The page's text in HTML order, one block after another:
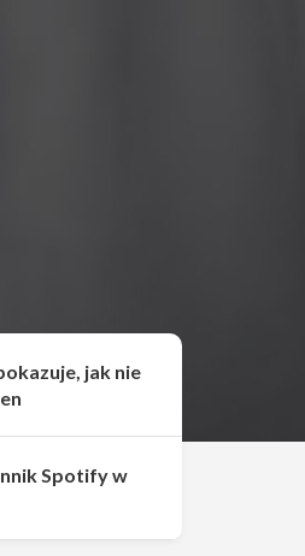
jak nie
Spotify w